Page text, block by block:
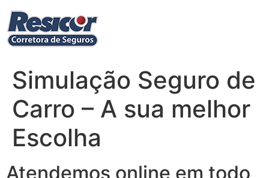
para
conteúdo
Simulação Seguro de
Carro – A sua melhor
Escolha‎
Atendemos online em todo